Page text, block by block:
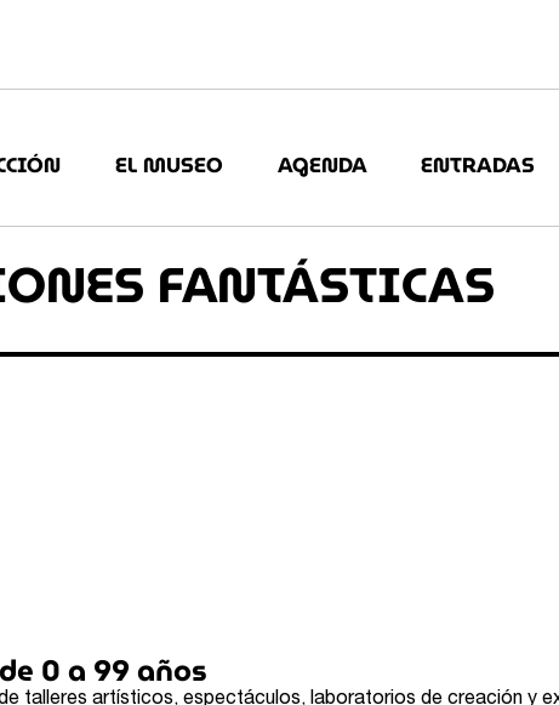
EL MUSEO AGENDA ENTRADAS
FANTÁSTICAS
0 a 99 años
talleres artísticos, espectáculos, laboratorios de creación y